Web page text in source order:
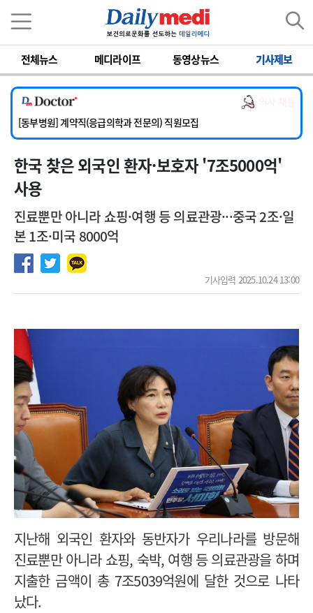
전체뉴스 메디라이프 동영상뉴스 기사제보
[서울아산병원] 2026년 하반기 인턴 모집
[영남대학교의료원] 마취통증의학과 임기제 임상의사 채용
[충남대학교병원] 소아청소년과(소아응급전담) 계약직 의사 공개채용
[동부병원] 계약직(응급의학과 전문의) 직원모집
[이대목동병원] 하반기 전공의(레지던트1년차) 모집
[서울아산병원] 2026년 하반기 인턴 모집
[영남대학교의료원] 마취통증의학과 임기제 임상의사 채용
한국 찾은 외국인 환자·보호자 '7조5000억'
사용
진료뿐만 아니라 쇼핑·여행 등 의료관광···중국 2조·일
본 1조·미국 8000억
기사입력 2025.10.24 13:00
지난해 외국인 환자와 동반자가 우리나라를 방문해
진료뿐만 아니라 쇼핑, 숙박, 여행 등 의료관광을 하며
지출한 금액이 총 7조5039억원에 달한 것으로 나타
났다.